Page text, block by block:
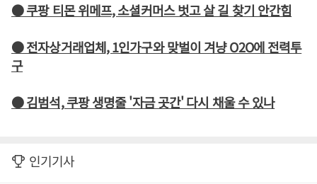
● 쿠팡 티몬 위메프, 소셜커머스 벗고 살 길 찾기 안간힘
● 전자상거래업체, 1인가구와 맞벌이 겨냥 O2O에 전력투
구
● 김범석, 쿠팡 생명줄 '자금 곳간' 다시 채울 수 있나
인기기사